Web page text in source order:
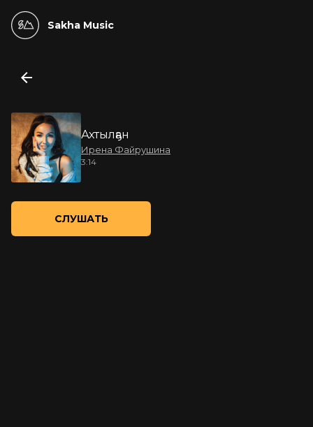
Sakha Music
Ахтылҕан
Ирена Файрушина
3:14
СЛУШАТЬ